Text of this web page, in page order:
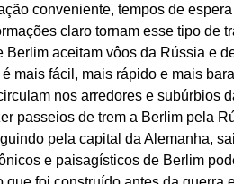
conveniente, tempos de
claro tornam esse tipo de
Berlim aceitam vôos da Rússia e
mais fácil, mais rápido e mais
nos arredores e subúrbios
passeios de trem a Berlim pela
pela capital da Alemanha,
e paisagísticos de Berlim